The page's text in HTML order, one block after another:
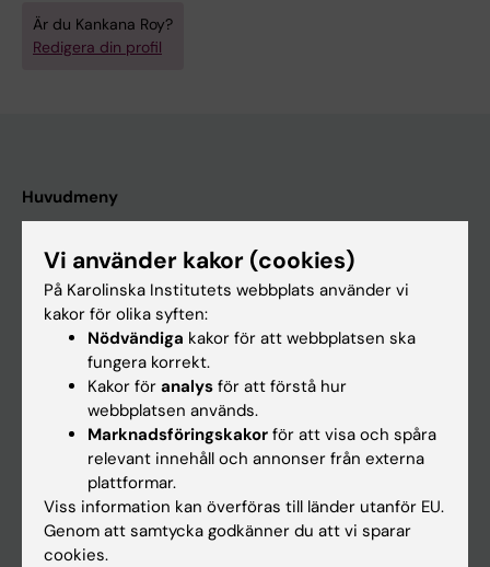
Är du Kankana Roy?
Redigera din profil
Huvudmeny
Forskarutbildning
Forskning
Kalender
Student
Vi använder kakor (cookies)
På Karolinska Institutets webbplats använder vi
kakor för olika syften:
Nödvändiga kakor för att webbplatsen ska
fungera korrekt.
Kakor för analys för att förstå hur
webbplatsen används.
Marknadsföringskakor för att visa och spåra
relevant innehåll och annonser från externa
plattformar.
Viss information kan överföras till länder utanför EU.
Genom att samtycka godkänner du att vi sparar
cookies.